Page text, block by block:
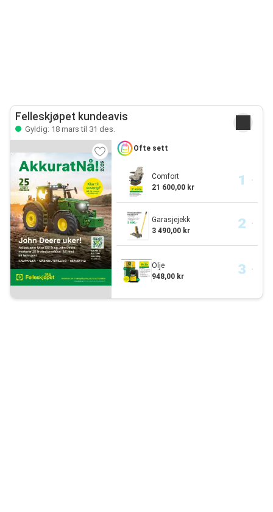
Felleskjøpet kundeavis
Gyldig: 18 mars til 31 des.
Ofte sett
Comfort
21 600,00 kr
Garasjejekk
3 490,00 kr
Olje
948,00 kr